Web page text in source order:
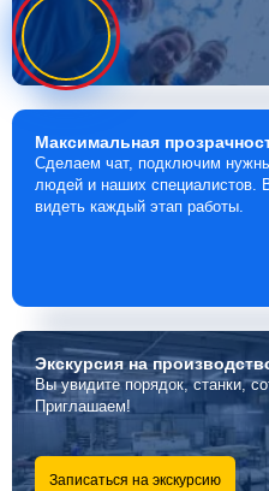
Максимальная
Сделаем чат, подключим
людей и наших специалистов.
видеть каждый этап работы.
Экскурсияна
Вы увидите порядок, станки,
Приглашаем!
Записаться на экскурсию